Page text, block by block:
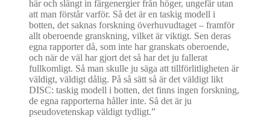
här och slängt in färgenergier från höger, ungefär utan
att man förstår varför. Så det är en taskig modell i
botten, det saknas forskning överhuvudtaget – framför
allt oberoende granskning, vilket är viktigt. Sen deras
egna rapporter då, som inte har granskats oberoende,
och när de väl har gjort det så har det ju fallerat
fullkomligt. Så man skulle ju säga att tillförlitligheten är
väldigt, väldigt dålig. På så sätt så är det väldigt likt
DISC: taskig modell i botten, det finns ingen forskning,
de egna rapporterna håller inte. Så det är ju
pseudovetenskap väldigt tydligt.”